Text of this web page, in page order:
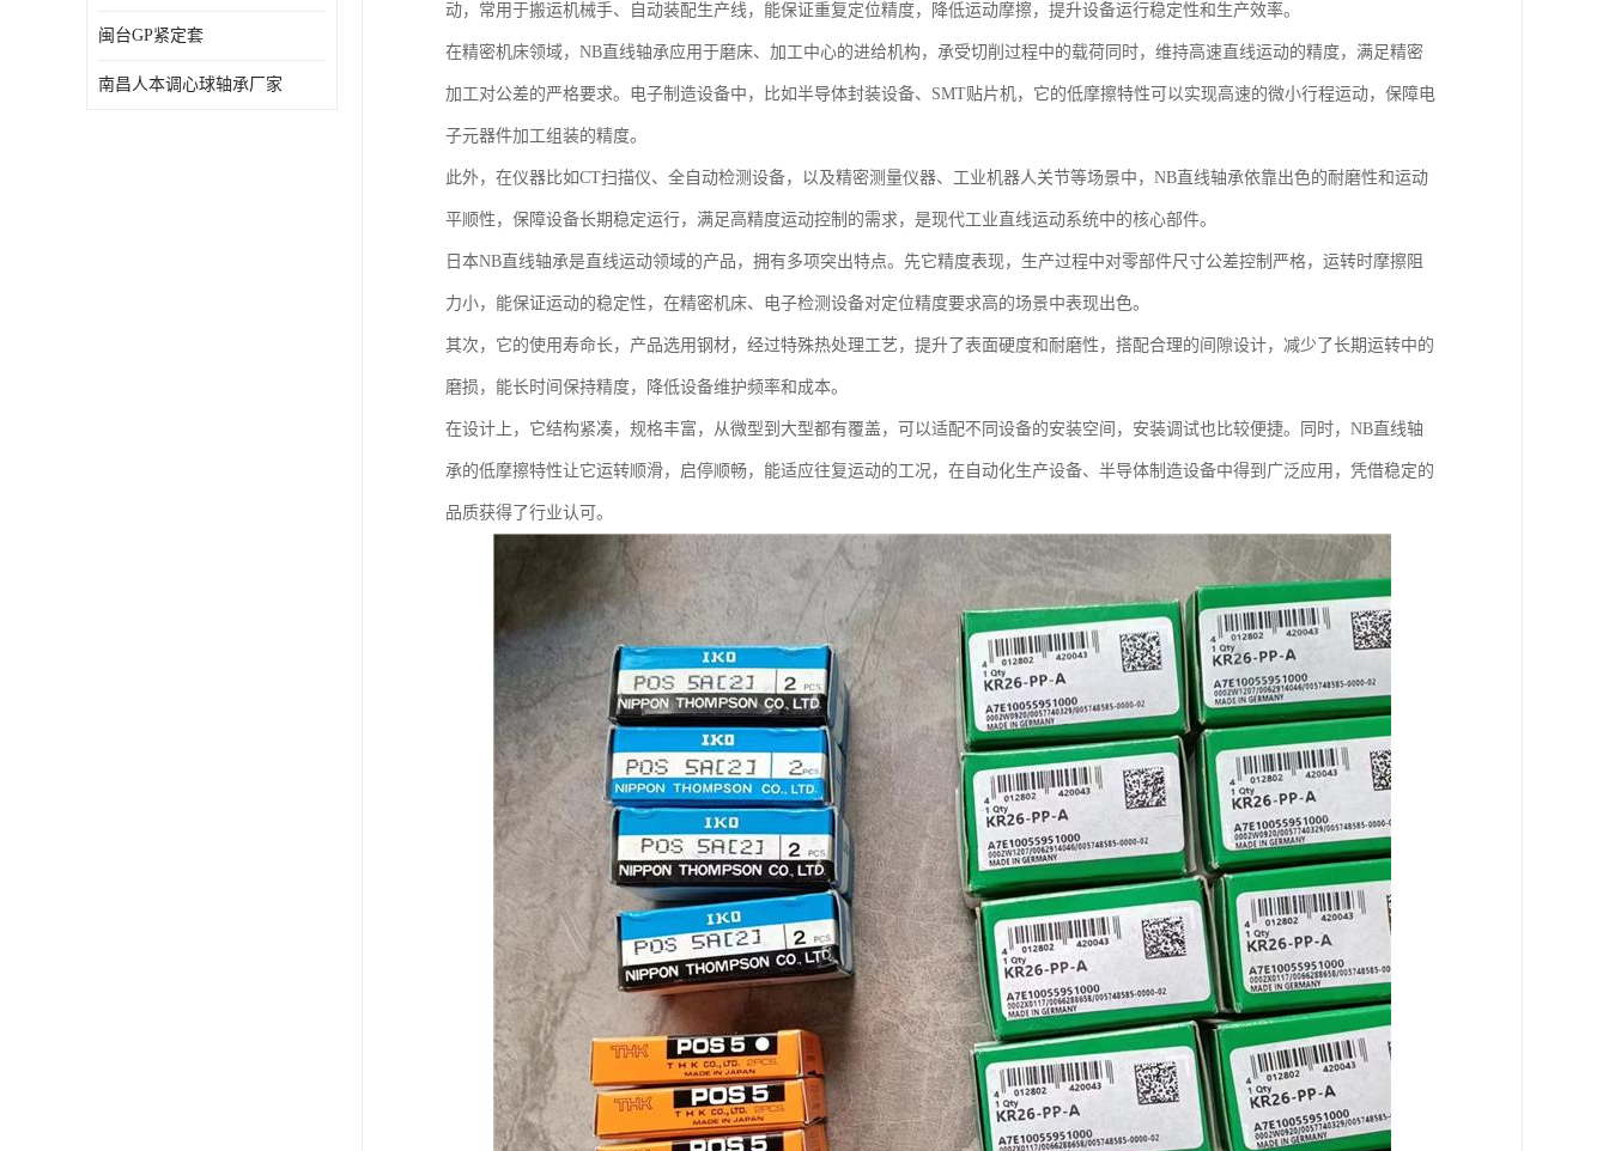
闽台GP紧定套
南昌人本调心球轴承厂家
动，常用于搬运机械手、自动装配生产线，能保证重复定位精度，降低运动摩擦，提升设备运行稳定性和生产效率。
在精密机床领域，NB直线轴承应用于磨床、加工中心的进给机构，承受切削过程中的载荷同时，维持高速直线运动的精度，满足精密
加工对公差的严格要求。电子制造设备中，比如半导体封装设备、SMT贴片机，它的低摩擦特性可以实现高速的微小行程运动，保障电
子元器件加工组装的精度。
此外，在仪器比如CT扫描仪、全自动检测设备，以及精密测量仪器、工业机器人关节等场景中，NB直线轴承依靠出色的耐磨性和运动
平顺性，保障设备长期稳定运行，满足高精度运动控制的需求，是现代工业直线运动系统中的核心部件。
日本NB直线轴承是直线运动领域的产品，拥有多项突出特点。先它精度表现，生产过程中对零部件尺寸公差控制严格，运转时摩擦阻
力小，能保证运动的稳定性，在精密机床、电子检测设备对定位精度要求高的场景中表现出色。
其次，它的使用寿命长，产品选用钢材，经过特殊热处理工艺，提升了表面硬度和耐磨性，搭配合理的间隙设计，减少了长期运转中的
磨损，能长时间保持精度，降低设备维护频率和成本。
在设计上，它结构紧凑，规格丰富，从微型到大型都有覆盖，可以适配不同设备的安装空间，安装调试也比较便捷。同时，NB直线轴
承的低摩擦特性让它运转顺滑，启停顺畅，能适应往复运动的工况，在自动化生产设备、半导体制造设备中得到广泛应用，凭借稳定的
品质获得了行业认可。